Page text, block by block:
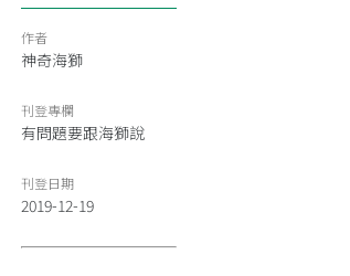
作者
神奇海獅
刊登專欄
有問題要跟海獅說
刊登日期
2019-12-19